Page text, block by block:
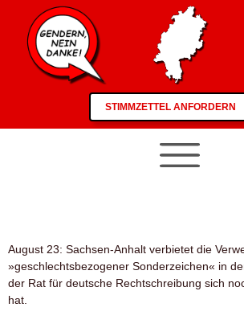
STIMMZETTEL ANFORDERN
August 23: Sachsen-Anhalt verbietet die
»geschlechtsbezogener Sonderzeichen« in
der Rat für deutsche Rechtschreibung sich
hat.